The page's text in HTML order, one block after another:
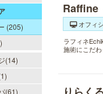
(205)
(14)
(61)
Raffine
オフィ
ラフィネ
施術にこだ